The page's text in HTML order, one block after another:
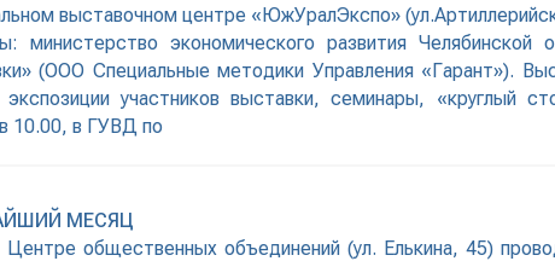
выставочном центре «ЮжУралЭкспо»
министерство экономического развития
(ООО Специальные методики Управления «Гарант»).
участников выставки, семинары, «круглый
10.00, в ГУВД по
МЕСЯЦ
общественных объединений (ул. Елькина, 45)